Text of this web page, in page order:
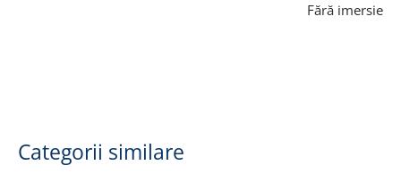
Fără imersie
Categorii similare